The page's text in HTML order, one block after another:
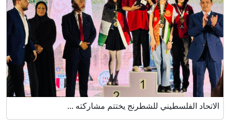
الاتحاد الفلسطيني للشطرنج يختتم مشاركته ...